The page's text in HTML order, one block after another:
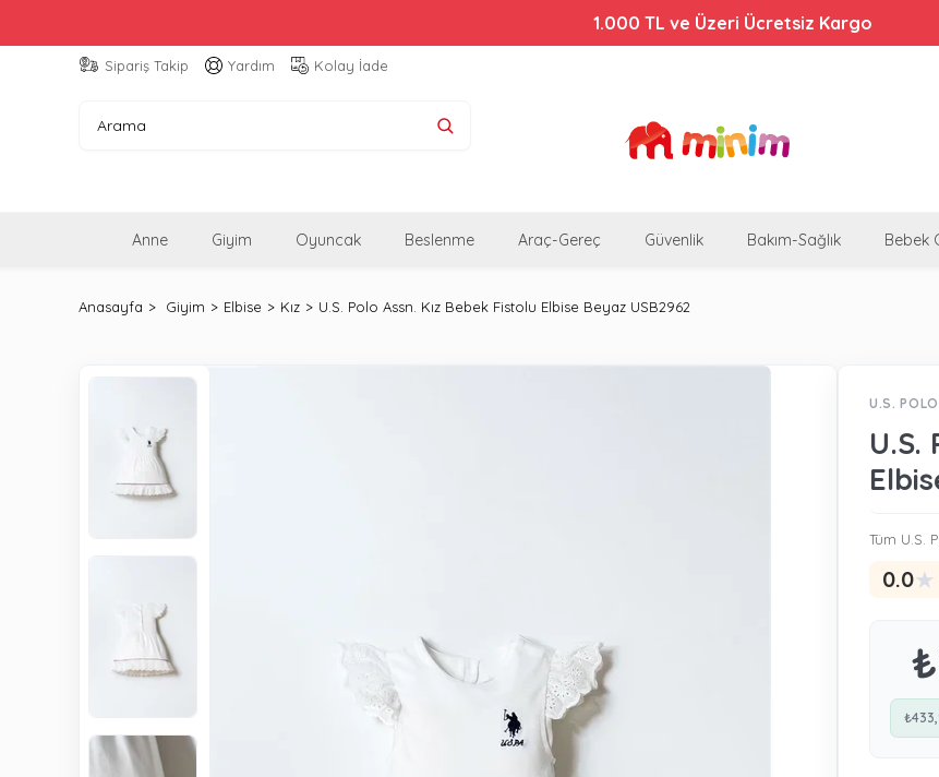
1.000 TL ve Üzeri Ücretsiz Kargo
Sipariş Takip Yardım Kolay İade
Anne Giyim Oyuncak Beslenme Araç-Gereç Güvenlik Bakım-Sağlık Bebek
Anasayfa Giyim Elbise Kız U.S. Polo Assn. Kız Bebek Fistolu Elbise Beyaz USB2962
U.S. POLO
U.S.
Tüm U.S.
0.0★